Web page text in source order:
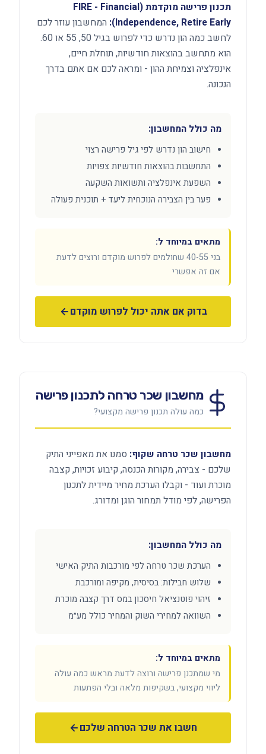
תכנון פרישה מוקדמת (FIRE - Financial
Independence, Retire Early):
המחשבון עוזר לכם
לחשב כמה הון נדרש כדי לפרוש בגיל 50, 55 או 60.
הוא מתחשב בהוצאות חודשיות, תוחלת חיים,
אינפלציה וצמיחת ההון - ומראה לכם אם אתם בדרך
הנכונה.
מה כולל המחשבון:
חישוב הון נדרש לפי גיל פרישה רצוי
התחשבות בהוצאות חודשיות צפויות
השפעת אינפלציה ותשואות השקעה
פער בין הצבירה הנוכחית ליעד + תוכנית פעולה
מתאים במיוחד ל:
בני 40-55 שחולמים לפרוש מוקדם ורוצים לדעת
אם זה אפשרי
בדוק אם אתה יכול לפרוש מוקדם
מחשבון שכר טרחה לתכנון פרישה
כמה עולה תכנון פרישה מקצועי?
מחשבון שכר טרחה שקוף: סמנו את מאפייני התיק
שלכם - צבירה, מקורות הכנסה, קיבוע זכויות, קצבה
מוכרת ועוד - וקבלו הערכת מחיר מיידית לתכנון
הפרישה, לפי מודל תמחור הוגן ומדורג.
מה כולל המחשבון:
הערכת שכר טרחה לפי מורכבות התיק האישי
שלוש חבילות: בסיסית, מקיפה ומורכבת
זיהוי פוטנציאל חיסכון במס דרך קצבה מוכרת
השוואה למחירי השוק והמחיר כולל מע״מ
מתאים במיוחד ל:
מי שמתכנן פרישה ורוצה לדעת מראש כמה עולה
ליווי מקצועי, בשקיפות מלאה ובלי הפתעות
חשבו את שכר הטרחה שלכם